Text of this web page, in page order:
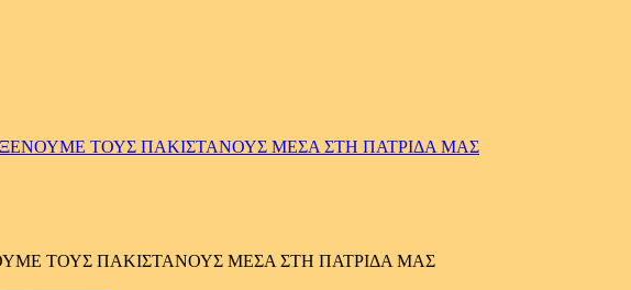
ΤΟΥΣ ΠΑΚΙΣΤΑΝΟΥΣ ΜΕΣΑ ΣΤΗ ΠΑΤΡΙΔΑ ΜΑΣ
ΤΟΥΣ ΠΑΚΙΣΤΑΝΟΥΣ ΜΕΣΑ ΣΤΗ ΠΑΤΡΙΔΑ ΜΑΣ